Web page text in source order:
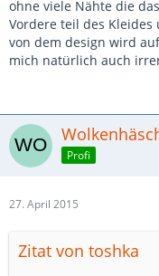
ohne viele Nähte die
Vordere teil des
von dem design wird
mich natürlich auch
Profi
27. April 2015
Zitat von toshka